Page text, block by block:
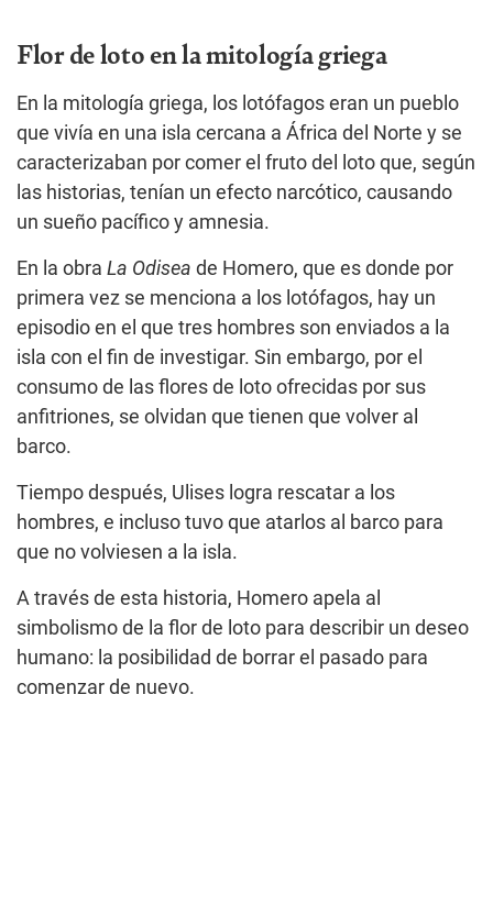
Flor de loto en la mitología griega
En la mitología griega, los lotófagos eran un pueblo
que vivía en una isla cercana a África del Norte y se
caracterizaban por comer el fruto del loto que, según
las historias, tenían un efecto narcótico, causando
un sueño pacífico y amnesia.
En la obra La Odisea de Homero, que es donde por
primera vez se menciona a los lotófagos, hay un
episodio en el que tres hombres son enviados a la
isla con el fin de investigar. Sin embargo, por el
consumo de las flores de loto ofrecidas por sus
anfitriones, se olvidan que tienen que volver al
barco.
Tiempo después, Ulises logra rescatar a los
hombres, e incluso tuvo que atarlos al barco para
que no volviesen a la isla.
A través de esta historia, Homero apela al
simbolismo de la flor de loto para describir un deseo
humano: la posibilidad de borrar el pasado para
comenzar de nuevo.